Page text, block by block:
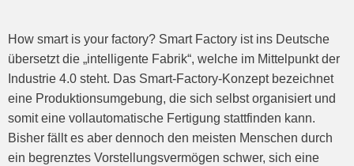
How smart is your factory? Smart Factory ist ins Deutsche
übersetzt die „intelligente Fabrik“, welche im Mittelpunkt der
Industrie 4.0 steht. Das Smart-Factory-Konzept bezeichnet
eine Produktionsumgebung, die sich selbst organisiert und
somit eine vollautomatische Fertigung stattfinden kann.
Bisher fällt es aber dennoch den meisten Menschen durch
ein begrenztes Vorstellungsvermögen schwer, sich eine